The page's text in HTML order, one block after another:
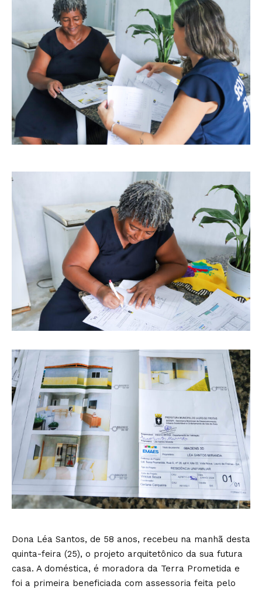
Dona Léa Santos, de 58 anos, recebeu na manhã desta
quinta-feira (25), o projeto arquitetônico da sua futura
casa. A doméstica, é moradora da Terra Prometida e
foi a primeira beneficiada com assessoria feita pelo